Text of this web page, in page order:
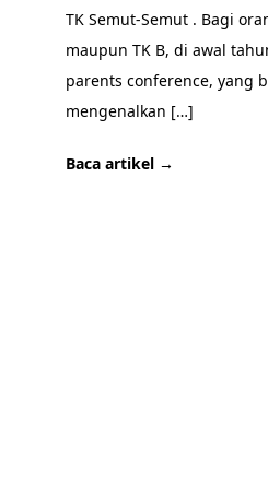
TK Semut-Semut . Bagi
maupun TK B, di awal
parents conference, yang
mengenalkan […]
Baca artikel →